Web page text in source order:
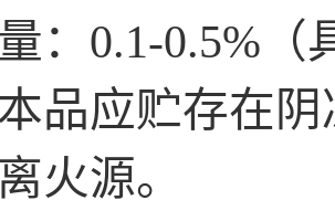
：0.1-0.5%
品应贮存在
火源。